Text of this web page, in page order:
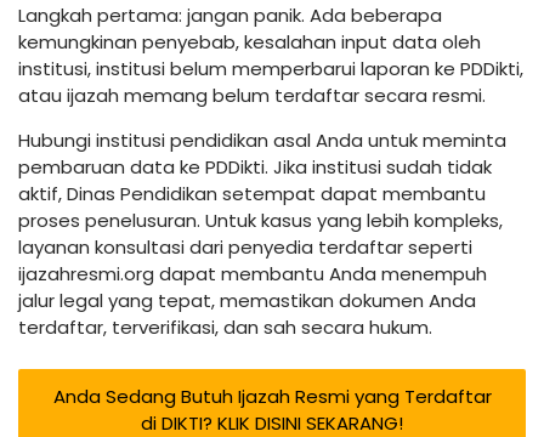
Langkah pertama: jangan panik. Ada beberapa
kemungkinan penyebab, kesalahan input data oleh
institusi, institusi belum memperbarui laporan ke PDDikti,
atau ijazah memang belum terdaftar secara resmi.
Hubungi institusi pendidikan asal Anda untuk meminta
pembaruan data ke PDDikti. Jika institusi sudah tidak
aktif, Dinas Pendidikan setempat dapat membantu
proses penelusuran. Untuk kasus yang lebih kompleks,
layanan konsultasi dari penyedia terdaftar seperti
ijazahresmi.org dapat membantu Anda menempuh
jalur legal yang tepat, memastikan dokumen Anda
terdaftar, terverifikasi, dan sah secara hukum.
Anda Sedang Butuh Ijazah Resmi yang Terdaftar
di DIKTI? KLIK DISINI SEKARANG!